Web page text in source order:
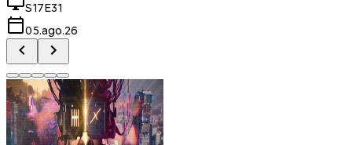
S17E31
05.ago.26